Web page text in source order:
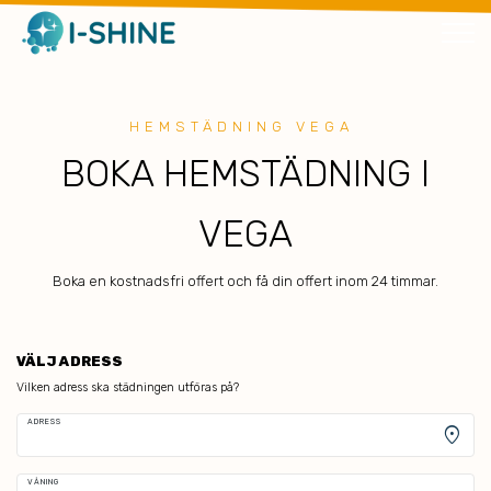
HEMSTÄDNING VEGA
BOKA HEMSTÄDNING I
VEGA
Boka en kostnadsfri offert och få din offert inom 24 timmar.
VÄLJ ADRESS
Vilken adress ska städningen utföras på?
ADRESS
location_on
VÅNING